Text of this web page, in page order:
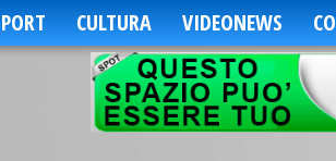
CULTURA VIDEONEWS